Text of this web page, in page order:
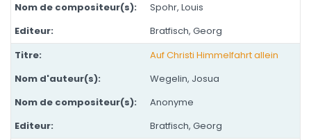
Spohr, Louis
Bratfisch, Georg
Auf Christi Himmelfahrt allein
Wegelin, Josua
Anonyme
Bratfisch, Georg